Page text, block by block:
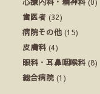
歯医者 (32)
病院その他 (15)
皮膚科 (4)
眼科・耳鼻咽喉科 (8)
総合病院 (1)